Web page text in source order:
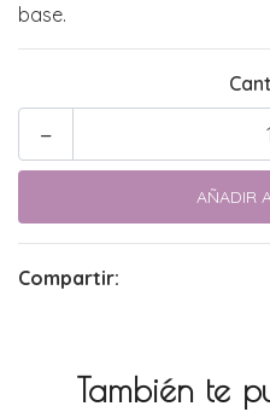
base.
-
Compartir:
También te